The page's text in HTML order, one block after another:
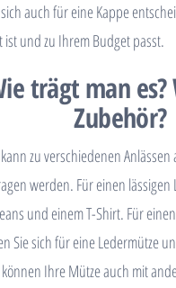
auch für eine Kappe
und zu Ihrem Budget passt.
trägt man es?
Zubehör?
zu verschiedenen
werden. Für einen lässigen
und einem T-Shirt. Für
Sie sich für eine Ledermütze
können Ihre Mütze auch mit